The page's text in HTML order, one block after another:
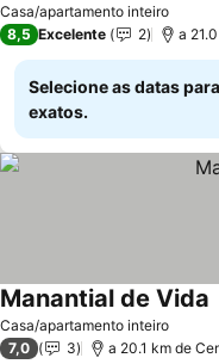
Casa/apartamento inteiro
8,5 Excelente 2 a
Selecione as datas
exatos.
Casa/apartamento inteiro
Manantial de Vida
7,0 3 a 20.1 km de